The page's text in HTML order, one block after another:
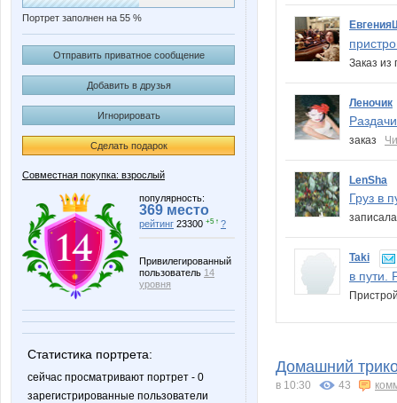
Портрет заполнен на 55 %
Отправить приватное сообщение
Добавить в друзья
Игнорировать
Сделать подарок
Совместная покупка: взрослый
популярность:
369 место
рейтинг 23300 +5 ↑ ?
Привилегированный
пользователь 14
уровня
Статистика портрета:
сейчас просматривают портрет - 0
зарегистрированные пользователи
Заказ
Леночик
заказ
LenSha
Груз в
Taki
в пути.
Домашний
в 10:30 43